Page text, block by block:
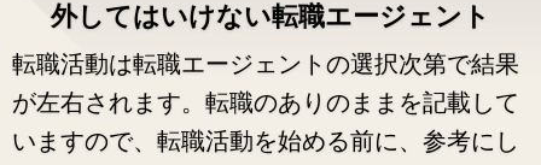
外してはいけない転職エージェント
転職活動は転職エージェントの選択次第で結果
が左右されます。転職のありのままを記載して
いますので、転職活動を始める前に、参考にし